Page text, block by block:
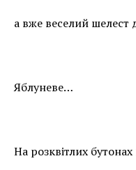
а вже веселий шелест
Яблуневе…
На розквітлих